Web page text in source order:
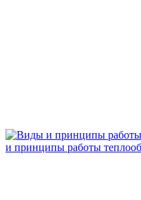
и принципы работы